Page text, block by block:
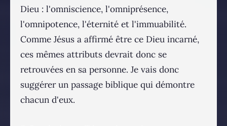
Dieu : l'omniscience, l'omniprésence,
l'omnipotence, l'éternité et l'immuabilité.
Comme Jésus a affirmé être ce Dieu incarné,
ces mêmes attributs devrait donc se
retrouvées en sa personne. Je vais donc
suggérer un passage biblique qui démontre
chacun d'eux.